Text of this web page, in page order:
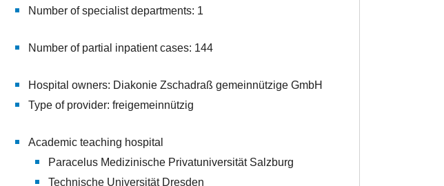
Number of specialist departments: 1
Number of partial inpatient cases: 144
Hospital owners: Diakonie Zschadraß gemeinnützige GmbH
Type of provider: freigemeinnützig
Academic teaching hospital
Paracelus Medizinische Privatuniversität Salzburg
Technische Universität Dresden